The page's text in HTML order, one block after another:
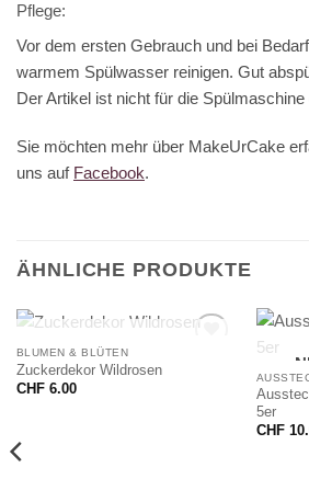
Pflege:
Vor dem ersten Gebrauch und bei
warmem Spülwasser reinigen. Gut
Der Artikel ist nicht für die Spülmaschine
Sie möchten mehr über MakeUrCake
uns auf Facebook.
ÄHNLICHE PRODUKTE
NICHT VORRÄTIG
BLUMEN & BLÜTEN
Zuckerdekor Wildrosen
CHF6.00
5er
CHF